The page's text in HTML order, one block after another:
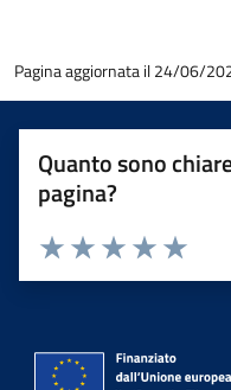
Pagina aggiornata il 24/06/
Quanto sono
pagina?
Valuta
Valuta 4
Valuta 3 stelle
Valuta 2 stelle su 5
Valuta 1 stelle su 5